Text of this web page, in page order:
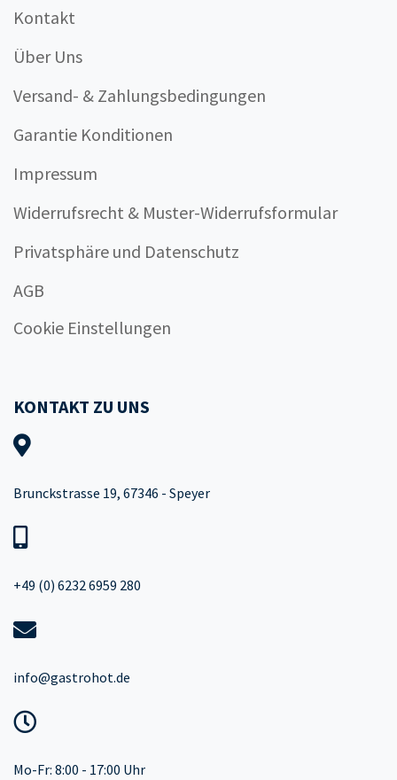
Kontakt
Über Uns
Versand- & Zahlungsbedingungen
Garantie Konditionen
Impressum
Widerrufsrecht & Muster-Widerrufsformular
Privatsphäre und Datenschutz
AGB
Cookie Einstellungen
KONTAKT ZU UNS
Brunckstrasse 19, 67346 - Speyer
+49 (0) 6232 6959 280
info@gastrohot.de
Mo-Fr: 8:00 - 17:00 Uhr